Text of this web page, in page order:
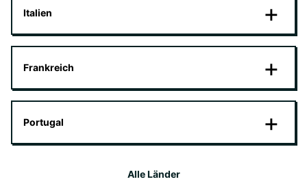
Italien
Frankreich
Portugal
Alle Länder